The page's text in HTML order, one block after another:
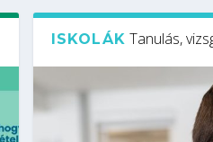
ISKOLÁK Tanulás,